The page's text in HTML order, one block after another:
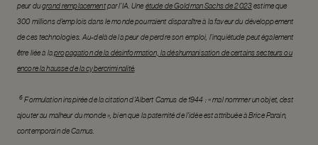
peur dugrand remplacementpar l’IA. Une étude de Goldman Sachs de 2023estime que
300 millions d’emplois dans le monde pourraient disparaître à la faveur du développement
de ces technologies. Au-delà de la peur de perdre son emploi, l’inquiétude peut également
être liée à lapropagation de la désinformation, la déshumanisation de certains secteurs ou
encore la hausse de la cybercriminalité
6 Formulation inspirée de la citation d’Albert Camus de 1944 : « mal nommer un objet, c’est
ajouter au malheur du monde », bien que la paternité de l’idée est attribuée à Brice Parain,
contemporain de Camus.